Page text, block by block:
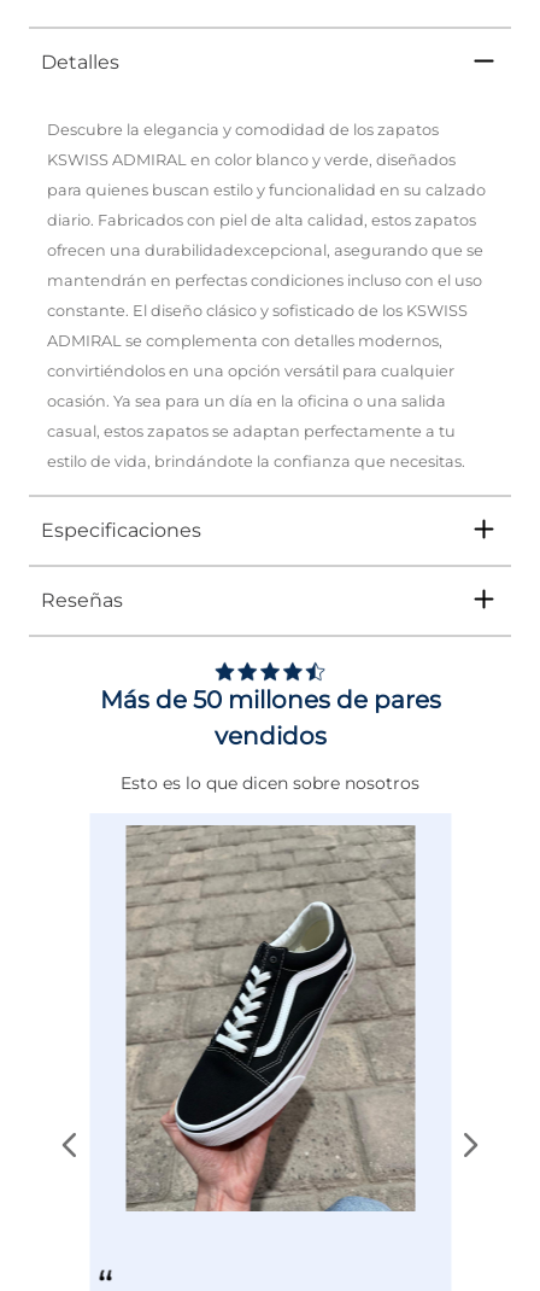
Detalles
Descubre la elegancia y comodidad de los zapatos
KSWISS ADMIRAL en color blanco y verde, diseñados
para quienes buscan estilo y funcionalidad en su calzado
diario. Fabricados con piel de alta calidad, estos zapatos
ofrecen una durabilidadexcepcional, asegurando que se
mantendrán en perfectas condiciones incluso con el uso
constante. El diseño clásico y sofisticado de los KSWISS
ADMIRAL se complementa con detalles modernos,
convirtiéndolos en una opción versátil para cualquier
ocasión. Ya sea para un día en la oficina o una salida
casual, estos zapatos se adaptan perfectamente a tu
estilo de vida, brindándote la confianza que necesitas.
Especificaciones
Tipo
Género Hombre
DE 0 A 4 cms
NORMAL
GRIS
COMBATE
Reseñas
Más de 50 millones de pares
vendidos
Esto es lo que dicen sobre nosotros